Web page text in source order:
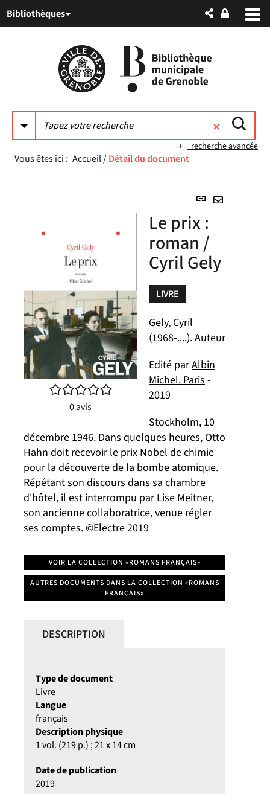
au
auBibliothèques
recherche avancée
Vous êtes ici : Accueil/Détail du document
Lien
/5
0avis
Le prix :
roman /
Cyril Gely
LIVRE
Gely, Cyril
(1968-....). Auteur
Edité parAlbin
Michel. Paris-
2019
Stockholm, 10
décembre 1946. Dans quelques heures, Otto
Hahn doit recevoir le prix Nobel de chimie
pour la découverte de la bombe atomique.
Répétant son discours dans sa chambre
d'hôtel, il est interrompu par Lise Meitner,
son ancienne collaboratrice, venue régler
ses comptes. ©Electre 2019
VOIR LA COLLECTION «ROMANS FRANÇAIS»
AUTRES DOCUMENTS DANS LA COLLECTION «ROMANS
FRANÇAIS»
DESCRIPTION
Type de document
Livre
Langue
français
Description physique
1 vol. (219 p.) ; 21 x 14 cm
Date de publication
2019